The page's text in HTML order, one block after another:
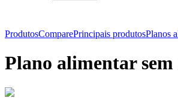
ProdutosComparePrincipais produtosPlanos
Plano alimentar